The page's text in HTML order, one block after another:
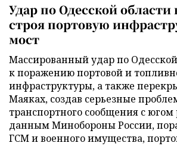
Удар по Одесской области
строя портовую
мост
Массированный удар по
к поражению портовой и
инфраструктуры, а также
Маяках, создав серьезные
транспортного сообщения с югом
данным Минобороны России,
ГСМ и военного имущества,